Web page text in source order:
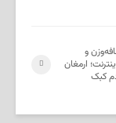
و
ارمغان
کبک